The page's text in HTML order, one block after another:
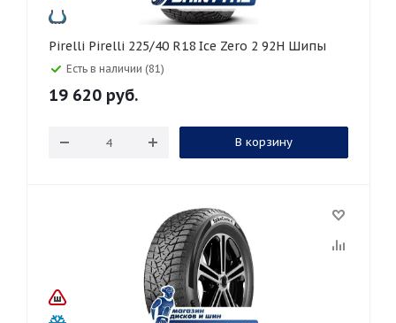
Pirelli Pirelli 225/40 R18 Ice Zero 2 92H Шипы
Есть в наличии (81)
19 620 руб.
В корзину